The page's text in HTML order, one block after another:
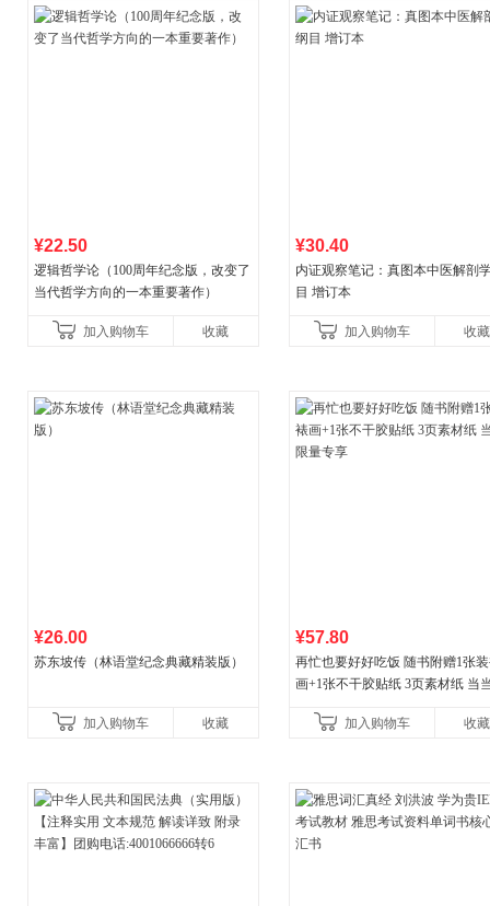
¥22.50
逻辑哲学论（100周年纪念版，改变了
当代哲学方向的一本重要著作）
加入购物车 收藏
¥30.40
内证观察笔记：真图本中医解剖
目 增订本
加入购物车 收藏
¥26.00
苏东坡传（林语堂纪念典藏精装版）
加入购物车 收藏
¥57.80
再忙也要好好吃饭 随书附赠1张
画+1张不干胶贴纸 3页素材纸 当
加入购物车
收藏